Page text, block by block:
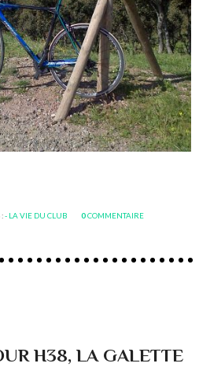
:- LA VIE DU CLUB 0COMMENTAIRE
H38, LA GALETTE